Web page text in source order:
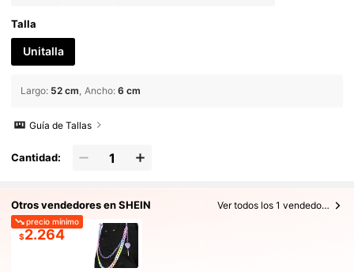
Talla
Unitalla
Largo: 52 cm Ancho: 6 cm
Guía de Tallas
Cantidad:
Otros vendedores en SHEIN Ver todos los 1 vendedores
precio mínimo
$2.264